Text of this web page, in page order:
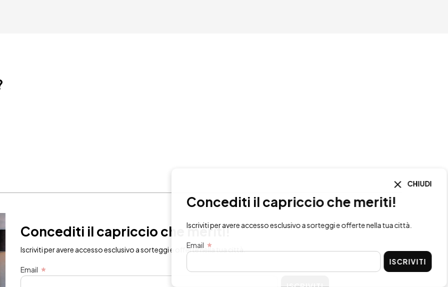
Concediti il capriccio che meriti!
Iscriviti per avere accesso esclusivo a sorteggi e offerte nella tua città.
Email
CHIUDI
Concediti il capriccio che meriti!
Iscriviti per avere accesso esclusivo a sorteggi e offerte nella tua città.
Email
ISCRIVITI